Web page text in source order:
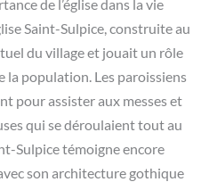
de l’église dans la vie
Saint-Sulpice, construite au
du village et jouait un rôle
la population. Les paroissiens
pour assister aux messes et
qui se déroulaient tout au
Sulpice témoigne encore
son architecture gothique